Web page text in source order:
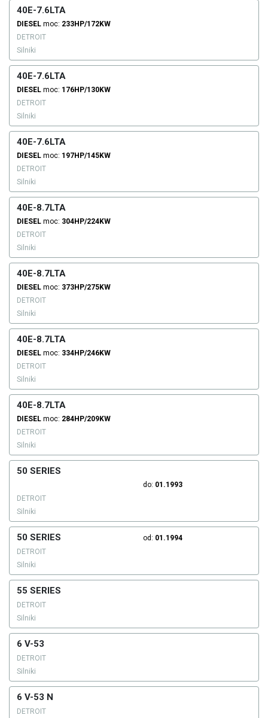
40E-7.6LTA
DIESEL moc: 233HP/172KW
DETROIT
Silniki
40E-7.6LTA
DIESEL moc: 176HP/130KW
DETROIT
Silniki
40E-7.6LTA
DIESEL moc: 197HP/145KW
DETROIT
Silniki
40E-8.7LTA
DIESEL moc: 304HP/224KW
DETROIT
Silniki
40E-8.7LTA
DIESEL moc: 373HP/275KW
DETROIT
Silniki
40E-8.7LTA
DIESEL moc: 334HP/246KW
DETROIT
Silniki
40E-8.7LTA
DIESEL moc: 284HP/209KW
DETROIT
Silniki
50 SERIES
do: 01.1993
DETROIT
Silniki
50 SERIES od: 01.1994
DETROIT
Silniki
55 SERIES
DETROIT
Silniki
6 V-53
DETROIT
Silniki
6 V-53 N
DETROIT